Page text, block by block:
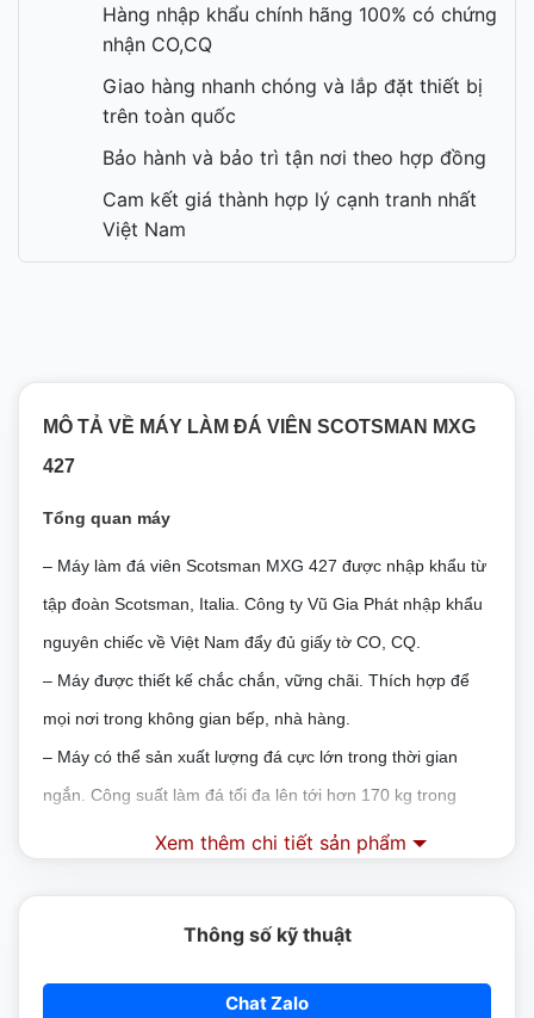
Hàng nhập khẩu chính hãng 100% có chứng
nhận CO,CQ
Giao hàng nhanh chóng và lắp đặt thiết bị
trên toàn quốc
Bảo hành và bảo trì tận nơi theo hợp đồng
Cam kết giá thành hợp lý cạnh tranh nhất
Việt Nam
MÔ TẢ VỀ MÁY LÀM ĐÁ VIÊN SCOTSMAN MXG
427
Tổng quan máy
– Máy làm đá viên Scotsman MXG 427 được nhập khẩu từ
tập đoàn Scotsman, Italia. Công ty Vũ Gia Phát nhập khẩu
nguyên chiếc về Việt Nam đẩy đủ giấy tờ CO, CQ.
– Máy được thiết kế chắc chắn, vững chãi. Thích hợp để
mọi nơi trong không gian bếp, nhà hàng.
– Máy có thể sản xuất lượng đá cực lớn trong thời gian
ngắn. Công suất làm đá tối đa lên tới hơn 170 kg trong
Thùng Inox chứa đá
Kích thước : 560 x 820 x 1000 (mm)
Xem thêm chi tiết sản phẩm
Thông số kỹ thuật
Chat Zalo